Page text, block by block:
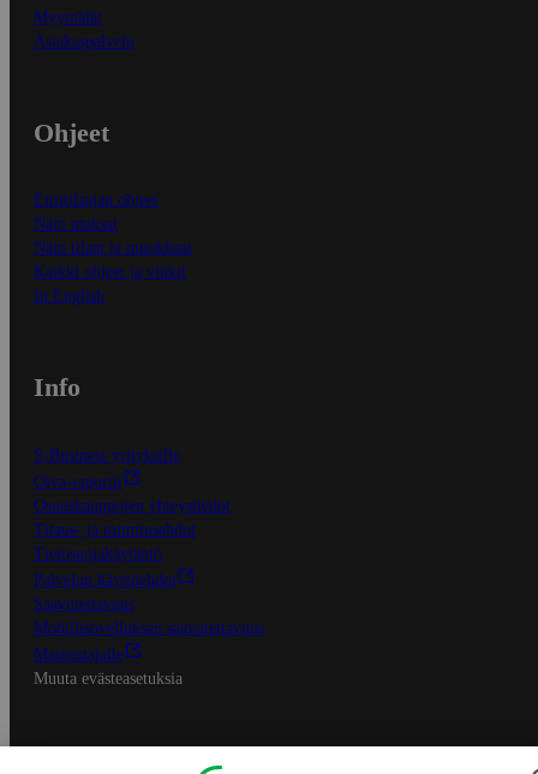
Myymälät
Asiakaspalvelu
Ohjeet
Ensitilaajan ohjeet
Näin maksat
Näin tilaat ja muokkaat
Kaikki ohjeet ja vinkit
In English
Info
S-Business yrityksille
Oiva-raportit
Osuuskauppojen yhteystiedot
Tilaus- ja toimitusehdot
Tietosuojakäytäntö
Palvelun käyttöehdot
Saavutettavuus
Mobiilisovelluksen saavutettavuus
Mainostajalle
Muuta evästeasetuksia